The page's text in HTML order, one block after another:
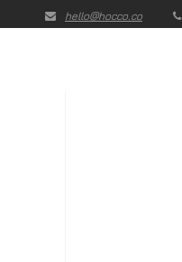
hello@hocco.co